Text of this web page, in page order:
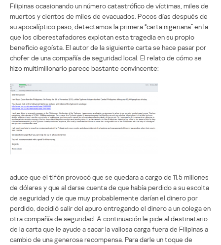
Filipinas ocasionando un número catastrófico de víctimas, miles de
muertos y cientos de miles de evacuados. Pocos días después de
su apocalíptico paso, detectamos la primera “carta nigeriana” en la
que los ciberestafadores explotan esta tragedia en su propio
beneficio egoísta. El autor de la siguiente carta se hace pasar por
chofer de una compañía de seguridad local. El relato de cómo se
hizo multimillonario parece bastante convincente:
aduce que el tifón provocó que se quedara a cargo de 11,5 millones
de dólares y que al darse cuenta de que había perdido a su escolta
de seguridad y de que muy probablemente darían el dinero por
perdido, decidió salir del apuro entregando el dinero a un colega en
otra compañía de seguridad. A continuación le pide al destinatario
de la carta que le ayude a sacar la valiosa carga fuera de Filipinas a
cambio de una generosa recompensa. Para darle un toque de